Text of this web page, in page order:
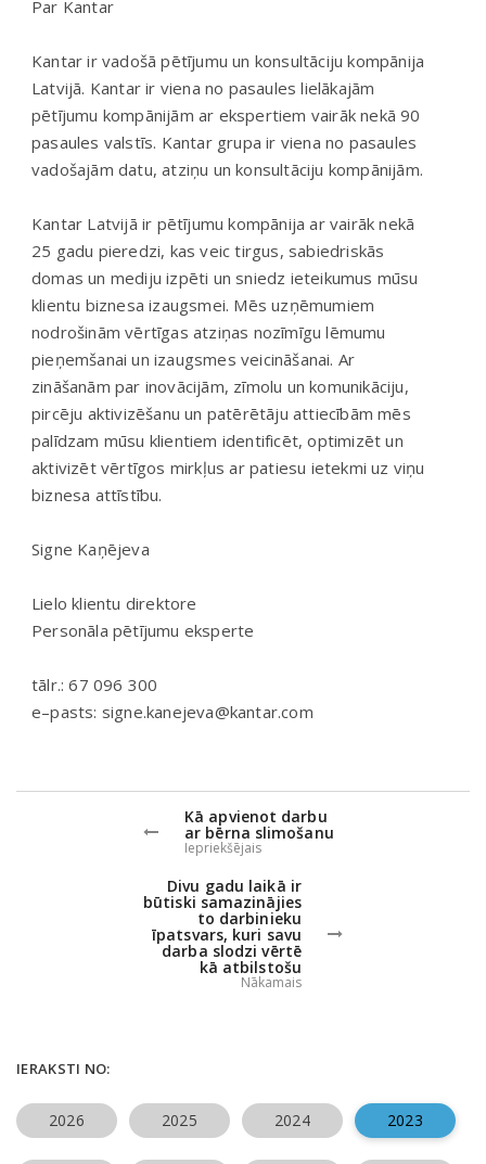
Par Kantar
Kantar ir vadošā pētījumu un konsultāciju kompānija
Latvijā. Kantar ir viena no pasaules lielākajām
pētījumu kompānijām ar ekspertiem vairāk nekā 90
pasaules valstīs. Kantar grupa ir viena no pasaules
vadošajām datu, atziņu un konsultāciju kompānijām.
Kantar Latvijā ir pētījumu kompānija ar vairāk nekā
25 gadu pieredzi, kas veic tirgus, sabiedriskās
domas un mediju izpēti un sniedz ieteikumus mūsu
klientu biznesa izaugsmei. Mēs uzņēmumiem
nodrošinām vērtīgas atziņas nozīmīgu lēmumu
pieņemšanai un izaugsmes veicināšanai. Ar
zināšanām par inovācijām, zīmolu un komunikāciju,
pircēju aktivizēšanu un patērētāju attiecībām mēs
palīdzam mūsu klientiem identificēt, optimizēt un
aktivizēt vērtīgos mirkļus ar patiesu ietekmi uz viņu
biznesa attīstību.
Signe Kaņējeva
Lielo klientu direktore
Personāla pētījumu eksperte
tālr.: 67 096 300
e–pasts: signe.kanejeva@kantar.com
Kā apvienot darbu
ar bērna slimošanu
Iepriekšējais
Divu gadu laikā ir
būtiski samazinājies
to darbinieku
īpatsvars, kuri savu
darba slodzi vērtē
kā atbilstošu
Nākamais
IERAKSTI NO:
2026 2025 2024 2023